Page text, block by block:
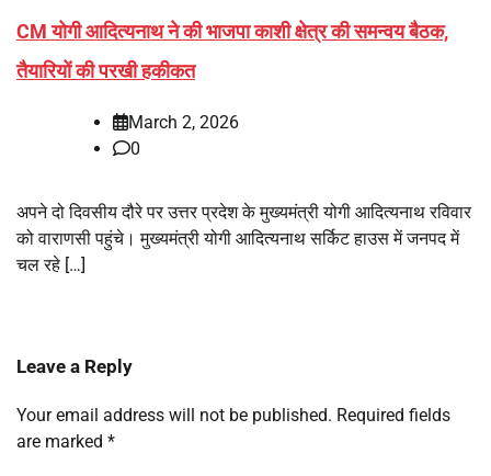
CM योगी आद‍ित्‍यनाथ ने की भाजपा काशी क्षेत्र की समन्वय बैठक,
तैयार‍ियों की परखी हकीकत
March 2, 2026
0
अपने दो दिवसीय दौरे पर उत्तर प्रदेश के मुख्यमंत्री योगी आदित्यनाथ रविवार
को वाराणसी पहुंचे। मुख्यमंत्री योगी आदित्यनाथ सर्किट हाउस में जनपद में
चल रहे […]
Leave a Reply
Your email address will not be published. Required fields
are marked *